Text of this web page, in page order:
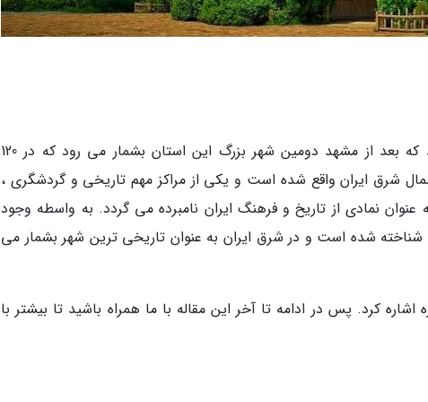
یکی از شهرهای استان خراسانی رضوی می باشد که بعد از مشهد دومین شهر بزرگ این استان بشمار می رود که در 120
شرق ایران واقع شده است و یکی از مراکز مهم تاریخی و گردشگری ،
نمادی از تاریخ و فرهنگ ایران نامبرده می گردد. به واسطه وجود
شناخته شده است و در شرق ایران به عنوان تاریخی ترین شهر بشمار می
کرد. پس در ادامه تا آخر این مقاله با ما همراه باشید تا بیشتر با